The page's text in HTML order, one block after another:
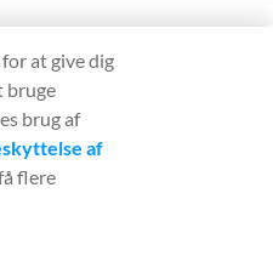
at give dig
bruge
brug af
af
flere